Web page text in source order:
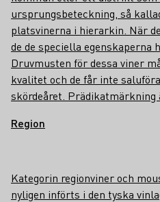
ursprungsbeteckning, så
platsvinerna i hierarkin. När
de de speciella egenskaperna
Druvmusten för dessa viner
kvalitet och de får inte
skördeåret.
Region
Kategorin regionviner och
nyligen införts i den tyska